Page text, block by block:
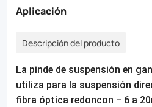
Aplicación
Descripción del producto
La pinde de suspensión en
utiliza para la suspensión
fibra óptica redoncon − 6 a